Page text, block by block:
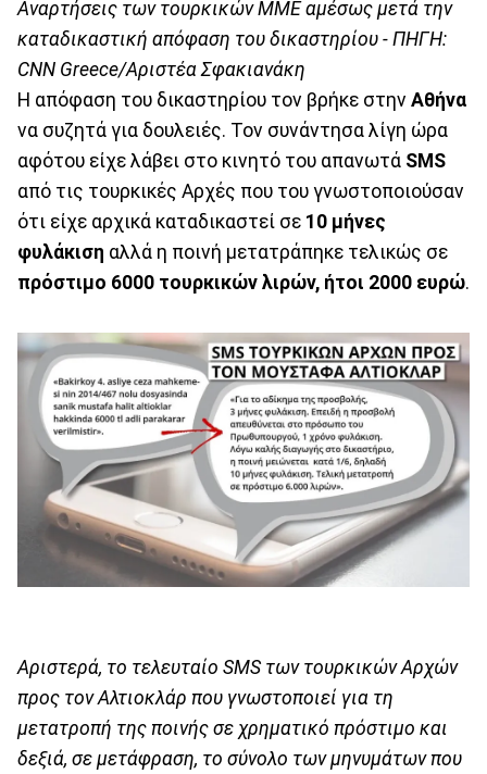
Αναρτήσεις των τουρκικών ΜΜΕ αμέσως μετά την
καταδικαστική απόφαση του δικαστηρίου - ΠΗΓΗ:
CNN Greece/Αριστέα Σφακιανάκη
Η απόφαση του δικαστηρίου τον βρήκε στην Αθήνα
να συζητά για δουλειές. Τον συνάντησα λίγη ώρα
αφότου είχε λάβει στο κινητό του απανωτά SMS
από τις τουρκικές Αρχές που του γνωστοποιούσαν
ότι είχε αρχικά καταδικαστεί σε 10 μήνες
φυλάκιση αλλά η ποινή μετατράπηκε τελικώς σε
πρόστιμο 6000 τουρκικών λιρών, ήτοι 2000 ευρώ.
Αριστερά, το τελευταίο SMS των τουρκικών Αρχών
προς τον Αλτιοκλάρ που γνωστοποιεί για τη
μετατροπή της ποινής σε χρηματικό πρόστιμο και
δεξιά, σε μετάφραση, το σύνολο των μηνυμάτων που